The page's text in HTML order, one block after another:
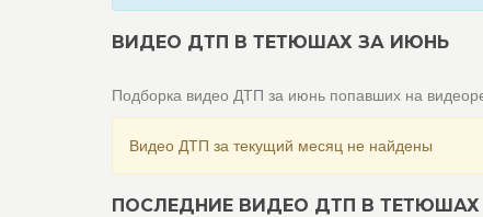
ВИДЕО ДТП В ТЕТЮШАХ ЗА ИЮНЬ
Подборка видео ДТП за июнь попавших на
Видео ДТП за текущий месяц не найдены
ПОСЛЕДНИЕ ВИДЕО ДТП В ТЕТЮШАХ